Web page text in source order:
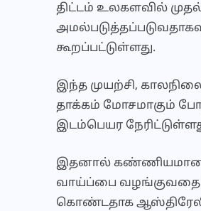
திட்டம் உலகளவில்
கூறப்பட்டுள்ளது.
இந்த முயற்சி,
தாக்கம் மோசமாகும்
இடம்பெயர
இதனால் கண்ணியமான
வாய்ப்பை
கொண்டதாக